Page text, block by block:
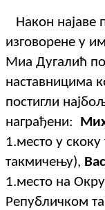
Након најаве
изговорене у
Миа Дугалић
наставницима
постигли
награђени:
1.место у
такмичењу),
1.место на
Републичком